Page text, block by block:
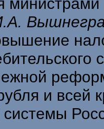
и всей
системы